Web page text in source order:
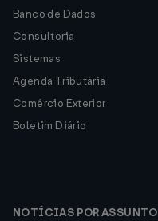
Banco de Dados
Consultoria
Sistemas
Agenda Tributária
Comércio Exterior
Boletim Diário
NOTÍCIAS POR ASSUNTO